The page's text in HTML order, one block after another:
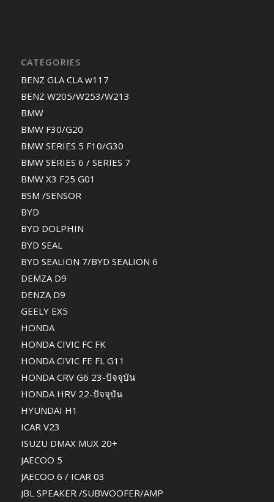
CATEGORIES
BENZ GLA CLA w117
BENZ W205/W253/W213
BMW
BMW F30/G20
BMW SERIES 5 F10/G30
BMW SERIES 6 / SERIES 7
BMW X3 F25 G01
BSM /SENSOR
BYD
BYD DOLPHIN
BYD SEAL
BYD SEALION 7/BYD SEALION 6
DEMZA D9
DENZA D9
GEELY EX5
HONDA
HONDA CIVIC FC FK
HONDA CIVIC FE FL G11
HONDA CRV G6 23-ปัจจุบัน
HONDA HRV 22-ปัจจุบัน
HYUNDAI H1
ICAR V23
ISUZU DMAX MUX 20+
JAECOO 5
JAECOO 6 / ICAR 03
JBL SPEAKER /SUBWOOFER/AMP